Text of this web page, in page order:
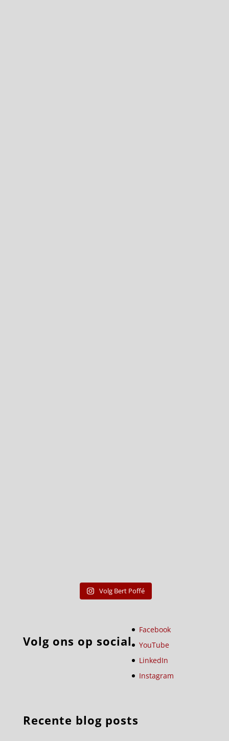
Volg Bert Poffé
Volg ons op social
Facebook
YouTube
LinkedIn
Instagram
Recente blog posts